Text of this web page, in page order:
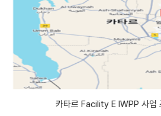
카타르 Facility E IWPP 사업